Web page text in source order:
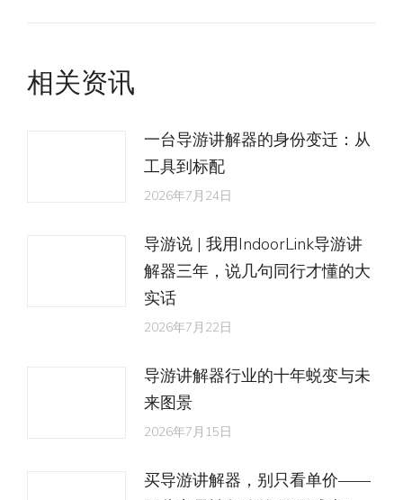
相关资讯
一台导游讲解器的身份变迁：从
工具到标配
2026年7月24日
导游说 | 我用IndoorLink导游讲
解器三年，说几句同行才懂的大
实话
2026年7月22日
导游讲解器行业的十年蜕变与未
来图景
2026年7月15日
买导游讲解器，别只看单价——